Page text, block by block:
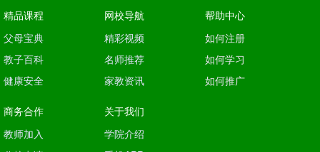
精品课程
父母宝典
教子百科
健康安全
网校导航
精彩视频
名师推荐
家教资讯
帮助中心
如何注册
如何学习
如何推广
商务合作
教师加入
关于我们
学院介绍